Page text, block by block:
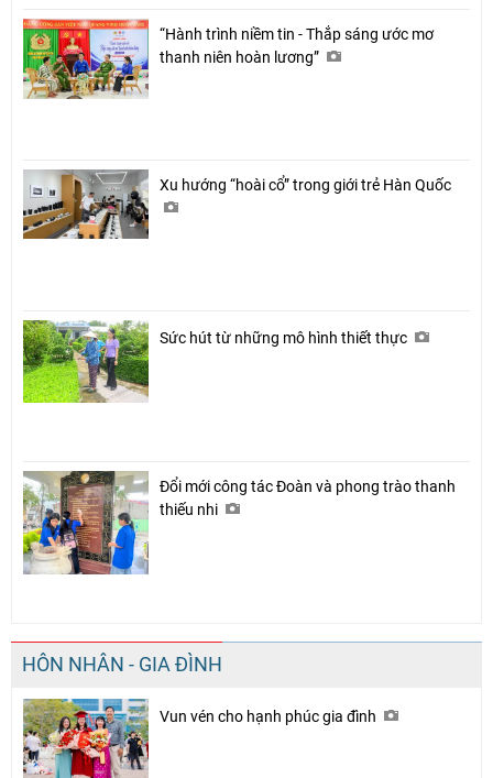
“Hành trình niềm tin - Thắp sáng ước mơ
thanh niên hoàn lương”
Xu hướng “hoài cổ” trong giới trẻ Hàn Quốc
Sức hút từ những mô hình thiết thực
Đổi mới công tác Đoàn và phong trào thanh
thiếu nhi
HÔN NHÂN - GIA ĐÌNH
Vun vén cho hạnh phúc gia đình